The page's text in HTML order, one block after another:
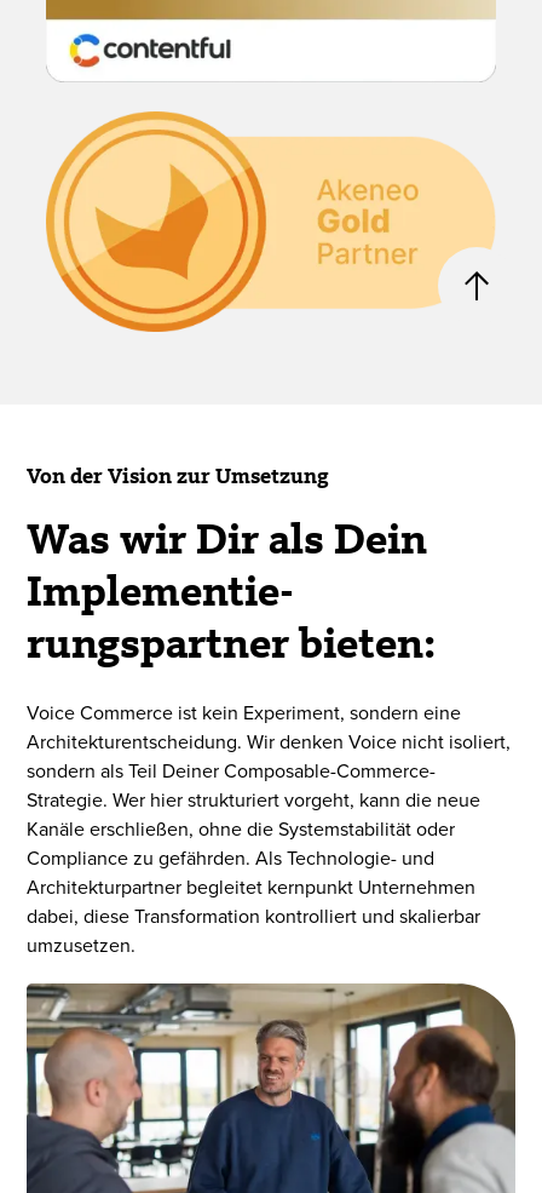
Von der Vision zur Umsetzung
Was wir Dir als Dein
Implemen­tie­
rungspartner bieten:
Voice Commerce ist kein Experiment, sondern eine
Architekturentscheidung. Wir denken Voice nicht isoliert,
sondern als Teil Deiner Composable-Commerce-
Strategie. Wer hier strukturiert vorgeht, kann die neue
Kanäle erschließen, ohne die Systemstabilität oder
Compliance zu gefährden. Als Technologie- und
Architekturpartner begleitet kernpunkt Unternehmen
dabei, diese Transformation kontrolliert und skalierbar
umzusetzen.